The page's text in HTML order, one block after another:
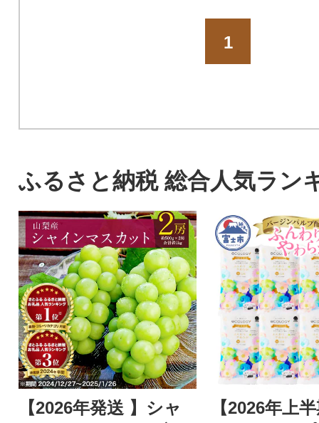
1
ふるさと納税 総合人気ラン
【2026年発送 】シャ
【2026年上